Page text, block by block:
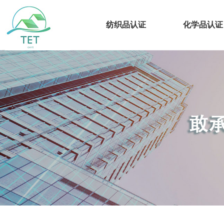
纺织品认证 化学品认证